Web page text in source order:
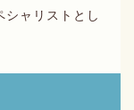
シャリストとし